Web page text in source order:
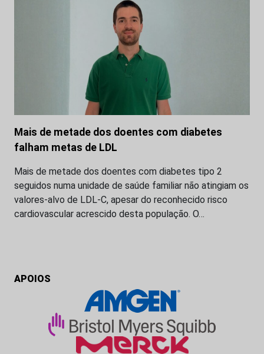
Mais de metade dos doentes com diabetes
falham metas de LDL
Mais de metade dos doentes com diabetes tipo 2
seguidos numa unidade de saúde familiar não atingiam os
valores-alvo de LDL-C, apesar do reconhecido risco
cardiovascular acrescido desta população. O…
APOIOS